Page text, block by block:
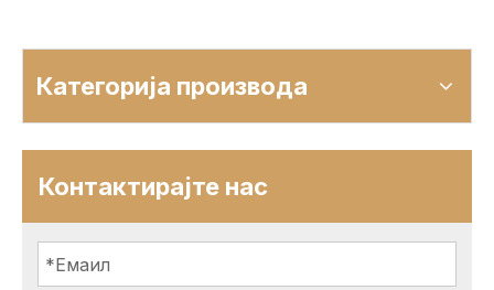
Категорија производа
Контактирајте нас